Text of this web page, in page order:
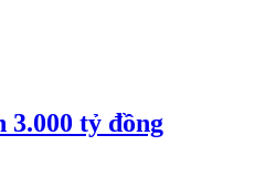
3.000 tỷ đồng